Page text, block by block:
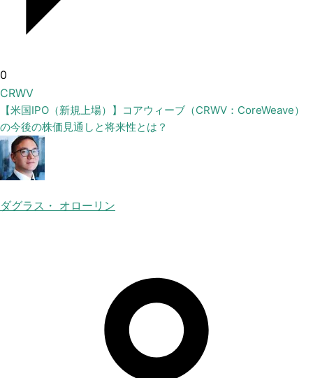
0
CRWV
【米国IPO（新規上場）】コアウィーブ（CRWV：CoreWeave）
の今後の株価見通しと将来性とは？
ダグラス・ オローリン